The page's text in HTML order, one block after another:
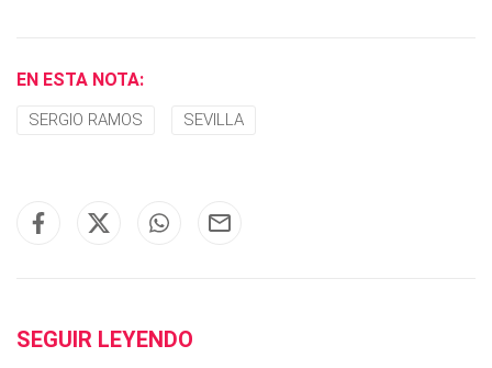
EN ESTA NOTA:
SERGIO RAMOS SEVILLA
SEGUIR LEYENDO